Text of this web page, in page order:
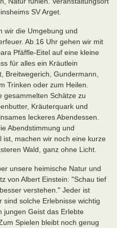
SV Arget.
wir die Umgebung und
Ab 16 Uhr gehen wir mit
Pfäffle-Eitel auf eine kleine
für alles ein Kräutlein
Breitwegerich, Gundermann,
Trinken oder zum Heilen.
gesammelten Schätze zu
Kräuterquark und
leckeres Abendessen.
Abendstimmung und
ist, machen wir noch eine kurze
Wald, ganz ohne Licht.
unsere heimische Natur und
von Albert Einstein: "Schau tief
verstehen." Jeder ist
sind solche Erlebnisse wichtig
jungen Geist das Erlebte
Spielen bleibt noch genug